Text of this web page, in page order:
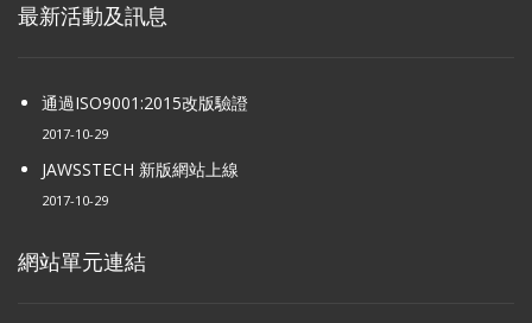
最新活動及訊息
通過ISO9001:2015改版驗證
2017-10-29
JAWSSTECH 新版網站上線
2017-10-29
網站單元連結